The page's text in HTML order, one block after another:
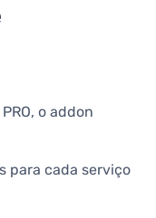
o addon
para cada serviço